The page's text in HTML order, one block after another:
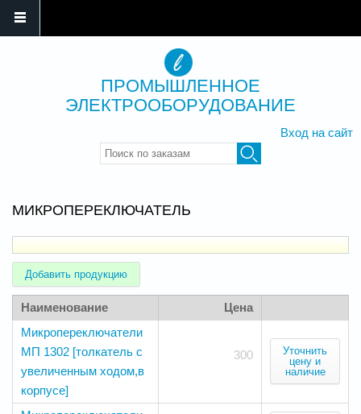
ПРОМЫШЛЕННОЕ
ЭЛЕКТРООБОРУДОВАНИЕ
Вход на сайт
Введите ключевые слова для
МИКРОПЕРЕКЛЮЧАТЕЛЬ
Добавить продукцию
Наименование
Цена
Микропереключатели
МП 1302 [толкатель с
увеличенным ходом,в
корпусе]
300
Уточнить
цену и
наличие